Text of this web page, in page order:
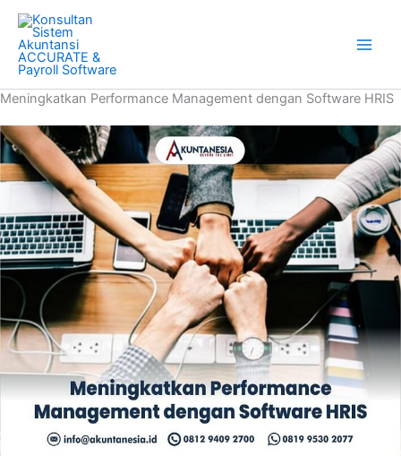
Skip
content
Meningkatkan Performance Management dengan Software HRIS